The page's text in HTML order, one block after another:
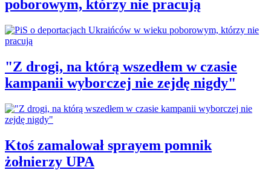
poborowym, którzy nie pracują
"Z drogi, na którą wszedłem w czasie
kampanii wyborczej nie zejdę nigdy"
Ktoś zamalował sprayem pomnik
żołnierzy UPA